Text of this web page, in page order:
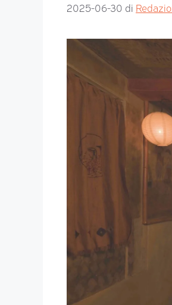
2025-06-30 di